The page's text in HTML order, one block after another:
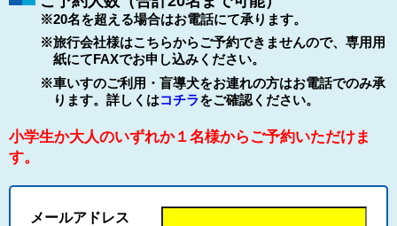
※20名を超える場合はお電話にて承ります。
※旅行会社様はこちらからご予約できませんので、専用用
紙にてFAXでお申し込みください。
※車いすのご利用・盲導犬をお連れの方はお電話でのみ承
ります。詳しくはコチラをご確認ください。
小学生か大人のいずれか１名様からご予約いただけま
す。
メールアドレス